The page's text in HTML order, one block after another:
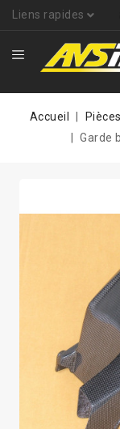
Liens rapides
Accueil
Garde